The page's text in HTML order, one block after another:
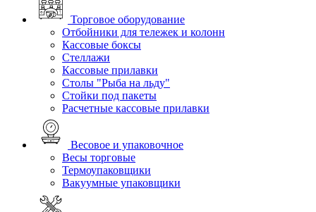
Торговое оборудование
Отбойники для тележек и колонн
Кассовые боксы
Стеллажи
Кассовые прилавки
Столы "Рыба на льду"
Стойки под пакеты
Расчетные кассовые прилавки
Весовое и упаковочное
Весы торговые
Термоупаковщики
Вакуумные упаковщики